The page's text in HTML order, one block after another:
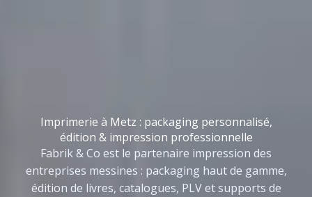
Imprimerie à Metz : packaging personnalisé,
édition & impression professionnelle
Fabrik & Co est le partenaire impression des
entreprises messines : packaging haut de gamme,
édition de livres, catalogues, PLV et supports de